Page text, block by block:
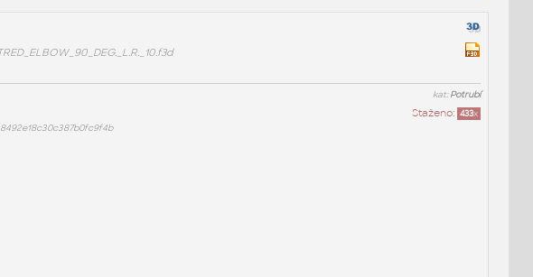
kat:Potrubí
Staženo: 433x